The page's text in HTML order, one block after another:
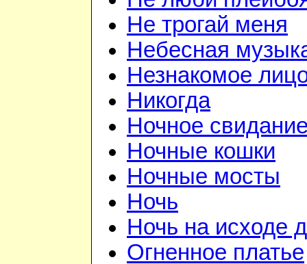
Не трогай меня
Небесная
Незнакомое
Никогда
Ночное
Ночные кошки
Ночные мосты
Ночь
Ночь на исходе
Огненное платье